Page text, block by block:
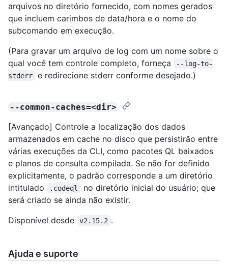
arquivos no diretório fornecido, com nomes gerados
que incluem carimbos de data/hora e o nome do
subcomando em execução.
(Para gravar um arquivo de log com um nome sobre o
qual você tem controle completo, forneça
--log-to-
stderr
e redirecione stderr conforme desejado.)
--common-caches=<dir>
[Avançado] Controle a localização dos dados
armazenados em cache no disco que persistirão entre
várias execuções da CLI, como pacotes QL baixados
e planos de consulta compilada. Se não for definido
explicitamente, o padrão corresponde a um diretório
intitulado
.codeql
no diretório inicial do usuário; que
será criado se ainda não existir.
Disponível desde
v2.15.2 .
Ajuda e suporte